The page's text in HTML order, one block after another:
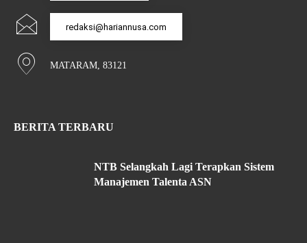
redaksi@hariannusa.com
MATARAM, 83121
BERITA TERBARU
NTB Selangkah Lagi Terapkan Sistem
Manajemen Talenta ASN